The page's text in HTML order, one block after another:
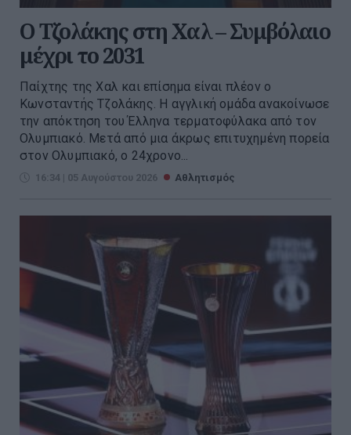
Ο Τζολάκης στη Χαλ – Συμβόλαιο
μέχρι το 2031
Παίχτης της Χαλ και επίσημα είναι πλέον ο
Κωνσταντής Τζολάκης. Η αγγλική ομάδα ανακοίνωσε
την απόκτηση του Έλληνα τερματοφύλακα από τον
Ολυμπιακό. Μετά από μια άκρως επιτυχημένη πορεία
στον Ολυμπιακό, ο 24χρονο...
16:34 | 05 Αυγούστου 2026 Αθλητισμός